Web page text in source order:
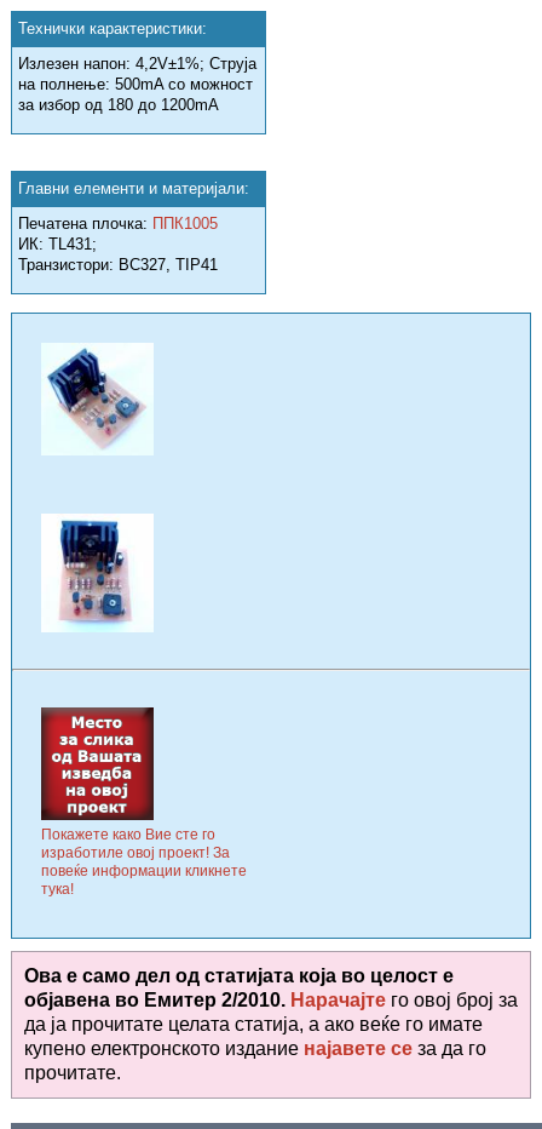
Технички карактеристики:
Излезен напон: 4,2V±1%; Струја
на полнење: 500mA со можност
за избор од 180 до 1200mA
Главни елементи и материјали:
Печатена плочка: ППК1005
ИК: TL431;
Транзистори: BC327, TIP41
Покажете како Вие сте го
изработиле овој проект! За
повеќе информации кликнете
тука!
Ова е само дел од статијата која во целост е
објавена во Емитер 2/2010. Нарачајте го овој број за
да ја прочитате целата статија, а ако веќе го имате
купено електронското издание најавете се за да го
прочитате.